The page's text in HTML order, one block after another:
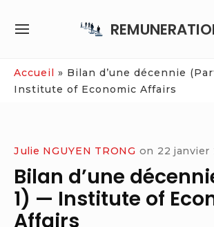
SITE
Accueil » Bilan d’une décennie
Institute of Economic Affairs
Julie NGUYEN TRONG on 22 janvier
Bilan d’une
1) — Institute of
Affairs